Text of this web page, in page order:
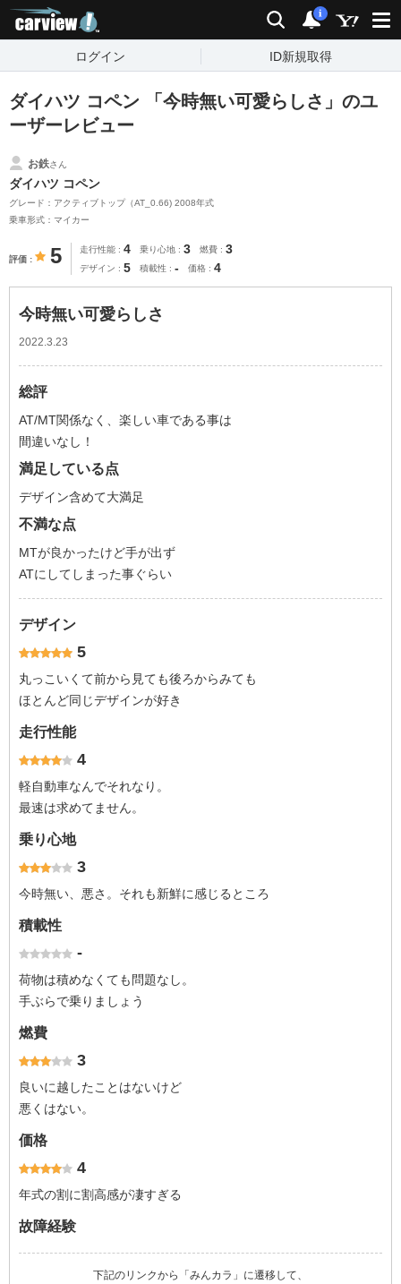
検索 通知
i
ログイン ID新規取得
ダイハツ コペン 「今時無い可愛らしさ」のユ
ーザーレビュー
お鉄さん
ダイハツ コペン
グレード：アクティブトップ（AT_0.66) 2008年式
乗車形式：マイカー
評価 5 走行性能 4 乗り心地 3 燃費 3
デザイン 5 積載性 - 価格 4
今時無い可愛らしさ
2022.3.23
総評
AT/MT関係なく、楽しい車である事は
間違いなし！
満足している点
デザイン含めて大満足
不満な点
MTが良かったけど手が出ず
ATにしてしまった事ぐらい
デザイン
5
丸っこいくて前から見ても後ろからみても
ほとんど同じデザインが好き
走行性能
4
軽自動車なんでそれなり。
最速は求めてません。
乗り心地
3
今時無い、悪さ。それも新鮮に感じるところ
積載性
-
荷物は積めなくても問題なし。
手ぶらで乗りましょう
燃費
3
良いに越したことはないけど
悪くはない。
価格
4
年式の割に割高感が凄すぎる
故障経験
下記のリンクから「みんカラ」に遷移して、